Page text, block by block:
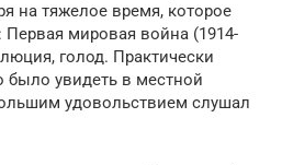
на тяжелое время, которое
Первая мировая война (1914-
голод. Практически
увидеть в местной
удовольствием слушал